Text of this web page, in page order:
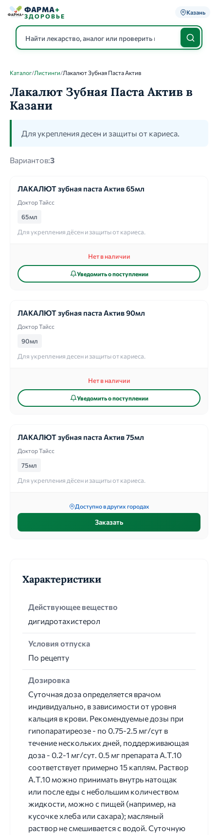
ФАРМА+
ЗДОРОВЬЕ
Казань
Каталог
Каталог/Листинги/Лакалют Зубная Паста Актив
Лакалют Зубная Паста Актив в
Казани
Для укрепления десен и защиты от кариеса.
Вариантов:3
ЛАКАЛЮТ зубная паста Актив 65мл
Доктор Тайсс
65мл
Для укрепления дёсен и защиты от кариеса.
Нет в наличии
Уведомить о поступлении
ЛАКАЛЮТ зубная паста Актив 90мл
Доктор Тайсс
90мл
Для укрепления десен и защиты от кариеса.
Нет в наличии
Уведомить о поступлении
ЛАКАЛЮТ зубная паста Актив 75мл
Доктор Тайсс
75мл
Для укрепления дёсен и защиты от кариеса.
Доступно в других городах
Заказать
Характеристики
Действующее вещество
дигидротахистерол
Условия отпуска
По рецепту
Дозировка
Суточная доза определяется врачом
индивидуально, в зависимости от уровня
кальция в крови. Рекомендуемые дозы при
гипопаратиреозе - по 0.75-2.5 мг/сут в
течение нескольких дней, поддерживающая
доза - 0.2-1 мг/сут. 0.5 мг препарата А.Т.10
соответствует примерно 15 каплям. Раствор
А.Т.10 можно принимать внутрь натощак
или после еды с небольшим количеством
жидкости, можно с пищей (например, на
кусочке хлеба или сахара); масляный
раствор не смешивается с водой. Суточную